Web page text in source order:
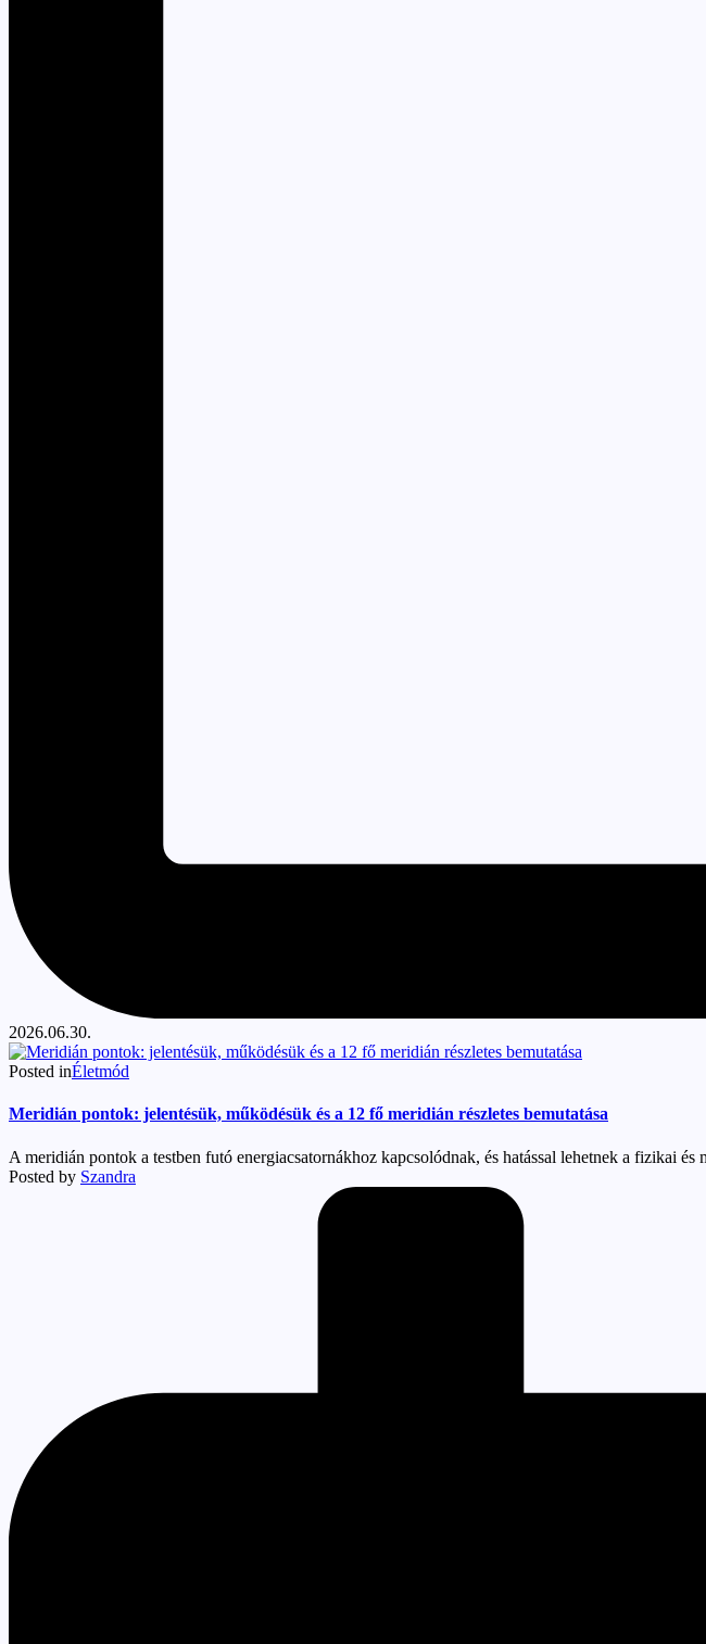
2026.06.30.
Posted inÉletmód
Meridián pontok: jelentésük, működésük és a 12 fő meridián részletes bemutatása
A meridián pontok a testben futó energiacsatornákhoz kapcsolódnak, és hatással lehetnek a fizikai és
Posted by Szandra